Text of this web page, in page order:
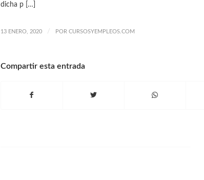
dicha p […]
13 ENERO, 2020 / POR CURSOSYEMPLEOS.COM
Compartir esta entrada